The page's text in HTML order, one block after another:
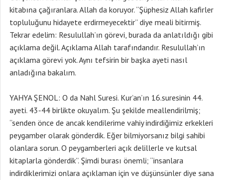
kitabına çağıranlara. Allah da koruyor. “Şüphesiz Allah kafirler
topluluğunu hidayete erdirmeyecektir” diye meali bitirmiş.
Tekrar edelim: Resulullah’ın görevi, burada da anlatıldığı gibi
açıklama değil. Açıklama Allah tarafındandır. Resulullah’ın
açıklama görevi yok. Aynı tefsirin bir başka ayeti nasıl
anladığına bakalım.
YAHYA ŞENOL: O da Nahl Suresi. Kur’an’ın 16.suresinin 44.
ayeti. 43-44 birlikte okuyalım. Şu şekilde meallendirilmiş;
“senden önce de ancak kendilerime vahiy indirdiğimiz erkekleri
peygamber olarak gönderdik. Eğer bilmiyorsanız bilgi sahibi
olanlara sorun. O peygamberleri açık delillerle ve kutsal
kitaplarla gönderdik”. Şimdi burası önemli; “insanlara
indirdiklerimizi onlara açıklaman için ve düşünsünler diye sana